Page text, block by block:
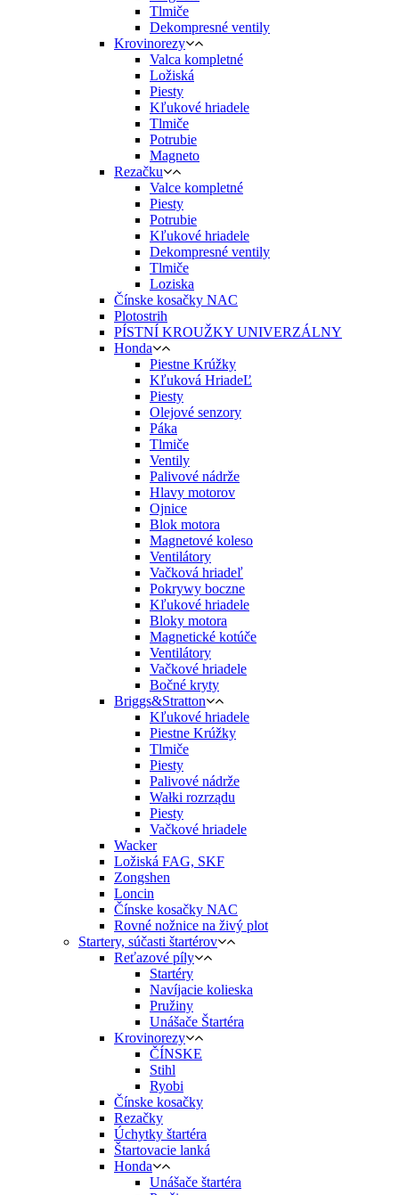
Tlmiče
Dekompresné ventily
Krovinorezy
Valca kompletné
Ložiská
Piesty
Kľukové hriadele
Tlmiče
Potrubie
Magneto
Rezačku
Valce kompletné
Piesty
Potrubie
Kľukové hriadele
Dekompresné ventily
Tlmiče
Loziska
Čínske kosačky NAC
Plotostrih
PÍSTNÍ KROUŽKY UNIVERZÁLNY
Honda
Piestne Krúžky
Kľuková HriadeĽ
Piesty
Olejové senzory
Páka
Tlmiče
Ventily
Palivové nádrže
Hlavy motorov
Ojnice
Blok motora
Magnetové koleso
Ventilátory
Vačková hriadeľ
Pokrywy boczne
Kľukové hriadele
Bloky motora
Magnetické kotúče
Ventilátory
Vačkové hriadele
Bočné kryty
Briggs&Stratton
Kľukové hriadele
Piestne Krúžky
Tlmiče
Piesty
Palivové nádrže
Wałki rozrządu
Piesty
Vačkové hriadele
Wacker
Ložiská FAG, SKF
Zongshen
Loncin
Čínske kosačky NAC
Rovné nožnice na živý plot
Startery, súčasti štartérov
Reťazové píly
Startéry
Navíjacie kolieska
Pružiny
Unášače Štartéra
Krovinorezy
ČÍNSKE
Stihl
Ryobi
Čínske kosačky
Rezačky
Úchytky štartéra
Štartovacie lanká
Honda
Unášače štartéra